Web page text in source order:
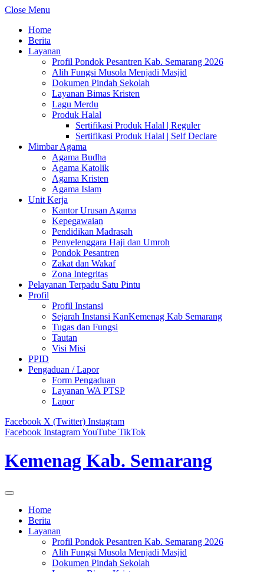
Close Menu
Home
Berita
Layanan
Profil Pondok Pesantren Kab. Semarang 2026
Alih Fungsi Musola Menjadi Masjid
Dokumen Pindah Sekolah
Layanan Bimas Kristen
Lagu Merdu
Produk Halal
Sertifikasi Produk Halal | Reguler
Sertifikasi Produk Halal | Self Declare
Mimbar Agama
Agama Budha
Agama Katolik
Agama Kristen
Agama Islam
Unit Kerja
Kantor Urusan Agama
Kepegawaian
Pendidikan Madrasah
Penyelenggara Haji dan Umroh
Pondok Pesantren
Zakat dan Wakaf
Zona Integritas
Pelayanan Terpadu Satu Pintu
Profil
Profil Instansi
Sejarah Instansi KanKemenag Kab Semarang
Tugas dan Fungsi
Tautan
Visi Misi
PPID
Pengaduan / Lapor
Form Pengaduan
Layanan WA PTSP
Lapor
Facebook X (Twitter) Instagram
Facebook InstagramYouTube TikTok
Kemenag Kab. Semarang
Home
Berita
Layanan
Profil Pondok Pesantren Kab. Semarang 2026
Alih Fungsi Musola Menjadi Masjid
Dokumen Pindah Sekolah